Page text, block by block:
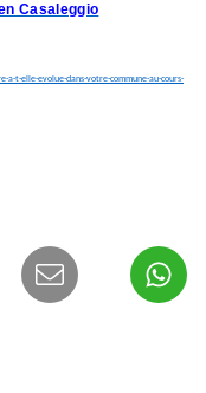
Casaleggio
t-elle-evolue-dans-votre-commune-au-cours-